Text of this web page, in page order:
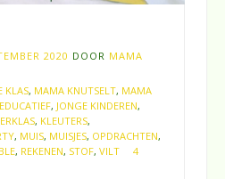
2020 DOOR MAMA
KLAS, MAMA KNUTSELT, MAMA
EDUCATIEF, JONGE KINDEREN,
, KLEUTERS,
, MUIS, MUISJES, OPDRACHTEN,
, REKENEN, STOF, VILT
4